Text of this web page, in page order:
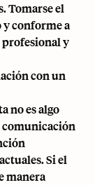
Tomarse el
conforme a
profesional y
con un
no es algo
comunicación
Si el
manera